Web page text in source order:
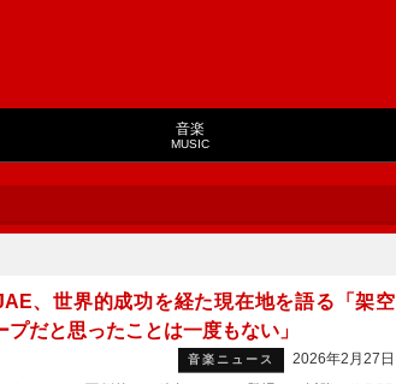
音楽
MUSIC
、世界的成功を経た現在地を語る「架空
だと思ったことは一度もない」
音楽ニュース
2026年2月27日